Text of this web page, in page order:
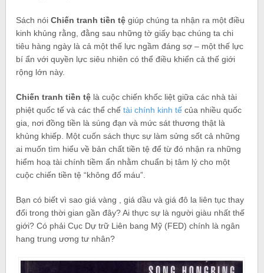
Sách nóiChiến tranh tiền tệ giúp chúng ta nhận ra một điều
kinh khủng rằng, đằng sau những tờ giấy bạc chúng ta chi
tiêu hàng ngày là cả một thế lực ngầm đáng sợ – một thế lực
bí ẩn với quyền lực siêu nhiên có thể điều khiển cả thế giới
rộng lớn này.
Chiến tranh tiền tệ là cuộc chiến khốc liệt giữa các nhà tài
phiệt quốc tế và các thể chếtài chính kinh tế của nhiều quốc
gia, nơi đồng tiền là súng đạn và mức sát thương thật là
khủng khiếp. Một cuốn sách thực sự làm sửng sốt cả những
ai muốn tìm hiểu về bản chất tiền tệ để từ đó nhận ra những
hiểm hoạ tài chính tiềm ẩn nhằm chuẩn bị tâm lý cho một
cuộc chiến tiền tệ “không đổ máu”.
Bạn có biết vì sao giá vàng , giá dầu và giá đô la liên tục thay
đổi trong thời gian gần đây? Ai thực sự là người giàu nhất thế
giới? Có phải Cục Dự trữ Liên bang Mỹ (FED) chính là ngân
hang trung ương tư nhân?